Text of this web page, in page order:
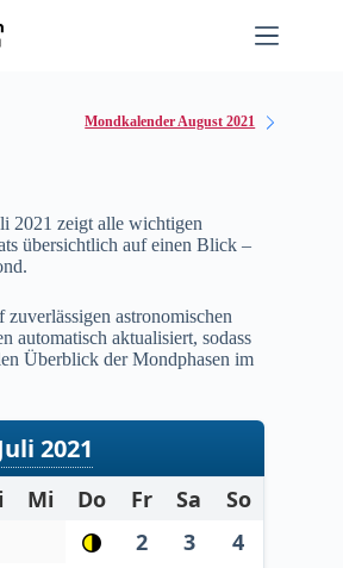
Mondkalender August 2021
2021 zeigt alle wichtigen
übersichtlich auf einen Blick –
astronomischen
automatisch aktualisiert, sodass
Überblick der Mondphasen im
2021
Mi Do Fr Sa
So
2 3
4